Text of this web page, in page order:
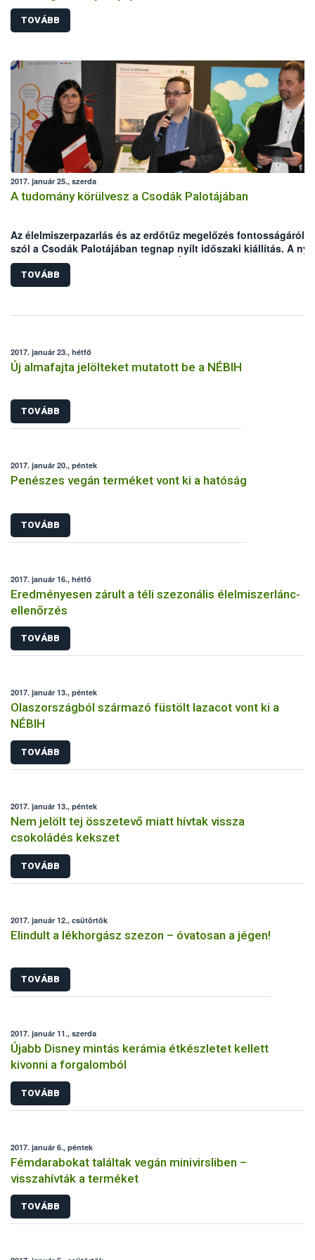
TOVÁBB
2017. január 25., szerda
A tudomány körülvesz a Csodák Palotájában
Az élelmiszerpazarlás és az erdőtűz megelőzés fontosságáról is
szól a Csodák Palotájában tegnap nyílt időszaki kiállítás. A
szakmai partner, köztük a Nemzeti Élelmiszerlánc-biztonsági
Hivatal (NÉBIH), közreműködésével megvalósított tárlat a
körülöttünk lévő világ tudományos kihívásaira, elsősorban a
körülvesz” címet viselő interaktív kiállítás augusztus végéig
TOVÁBB
2017. január 23., hétfő
Új almafajta jelölteket mutatott be a NÉBIH
TOVÁBB
2017. január 20., péntek
Penészes vegán terméket vont ki a hatóság
TOVÁBB
2017. január 16., hétfő
Eredményesen zárult a téli szezonális élelmiszerlánc-
ellenőrzés
TOVÁBB
2017. január 13., péntek
Olaszországból származó füstölt lazacot vont ki a
NÉBIH
TOVÁBB
2017. január 13., péntek
Nem jelölt tej összetevő miatt hívtak vissza
csokoládés kekszet
TOVÁBB
2017. január 12., csütörtök
Elindult a lékhorgász szezon – óvatosan a jégen!
TOVÁBB
2017. január 11., szerda
Újabb Disney mintás kerámia étkészletet kellett
kivonni a forgalomból
TOVÁBB
2017. január 6., péntek
Fémdarabokat találtak vegán minivirsliben –
visszahívták a terméket
TOVÁBB